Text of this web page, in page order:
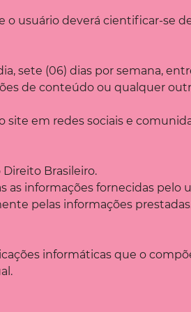
o usuário deverá cientificar-se
sete (06) dias por semana,
de conteúdo ou qualquer
site em redes sociais e
Brasileiro.
as informações fornecidas pelo
pelas informações
informáticas que o